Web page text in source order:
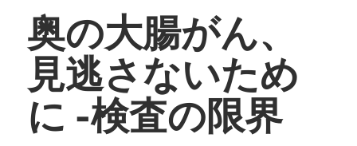
奥の大腸がん、
見逃さないため
に -検査の限界